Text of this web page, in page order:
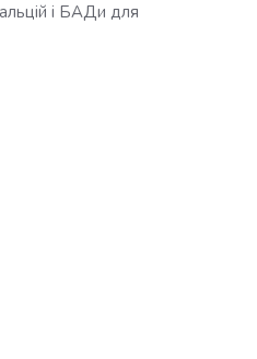
і БАДи для